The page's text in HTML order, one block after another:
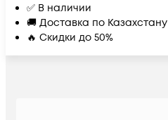
✅ В наличии
🚚 Доставка по Казахстану
🔥 Скидки до 50%